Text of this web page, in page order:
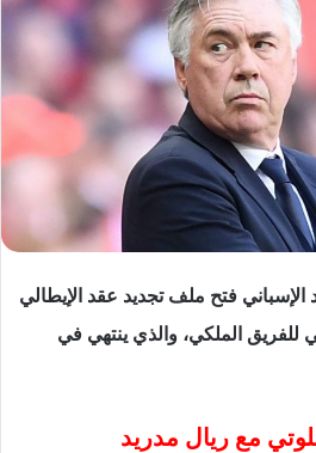
الإسباني فتح ملف تجديد عقد الإيطالي
للفريق الملكي، والذي ينتهي في
مع ريال مدريد